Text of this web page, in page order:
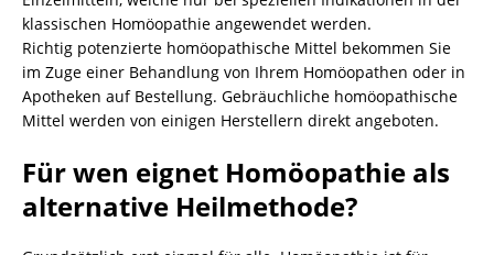
klassischen Homöopathie angewendet werden.
Richtig potenzierte homöopathische Mittel bekommen Sie
im Zuge einer Behandlung von Ihrem Homöopathen oder in
Apotheken auf Bestellung. Gebräuchliche homöopathische
Mittel werden von einigen Herstellern direkt angeboten.
Für wen eignet Homöopathie als
alternative Heilmethode?